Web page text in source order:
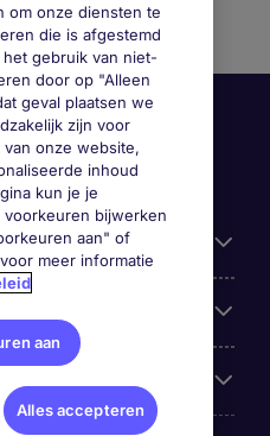
om onze diensten te
die is afgestemd
gebruik van niet-
door op "Alleen
geval plaatsen we
zijn voor
onze website,
inhoud
kun je je
bijwerken
aan" of
meer informatie
aan
Alles accepteren